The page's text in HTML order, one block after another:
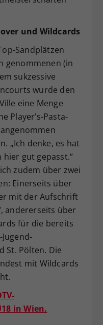
und Wildcards
Sandplätzen
genommenen (in
sukzessive
wurde den
eine Menge
Player’s-Pasta-
„Ich denke, es hat
gut gepasst.“
zudem über zwei
Einerseits über
mit der Aufschrift
andererseits über
für die bereits
St. Pölten. Die
mit Wildcards
in Wien.